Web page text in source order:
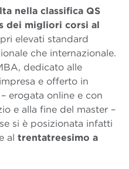
nella classifica QS
dei migliori corsi al
elevati standard
che internazionale.
dedicato alle
e offerto in
erogata online e con
e alla fine del master –
si è posizionata infatti
e al trentatreesimo a